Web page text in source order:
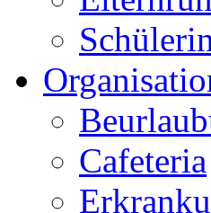
Cafeteria